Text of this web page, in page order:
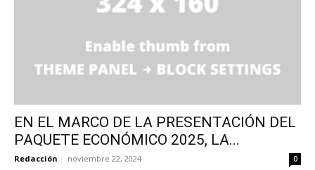
EN EL MARCO DE LA PRESENTACIÓN DEL
PAQUETE ECONÓMICO 2025, LA...
Redacción - noviembre 22, 2024 0